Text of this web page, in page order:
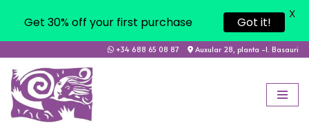
Saltar
al
contenido
+34 688 65 08 87 Auxular 28, planta -1. Basauri
Get 30% off your first purchase Got it!
X